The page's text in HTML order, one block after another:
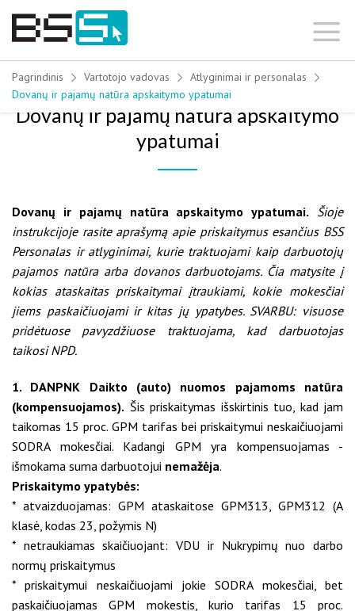
Skip
Pagrindinis Vartotojo vadovas
Atlyginimai ir personalas
Dovanų ir pajamų natūra apskaitymo ypatumai
Dovanų ir pajamų natūra apskaitymo
ypatumai
Dovanų ir pajamų natūra apskaitymo ypatumai. Šioje
instrukcijoje rasite aprašymą apie priskaitymus esančius BSS
Personalas ir atlyginimai, kurie traktuojami kaip darbuotojų
pajamos natūra arba dovanos darbuotojams. Čia matysite į
kokias ataskaitas priskaitymai įtraukiami, kokie mokesčiai
jiems paskaičiuojami ir kitas jų ypatybes. SVARBU: visuose
pridėtuose pavyzdžiuose traktuojama, kad darbuotojas
taikosi NPD.
1. DANPNK Daikto (auto) nuomos pajamoms natūra
(kompensuojamos). Šis priskaitymas išskirtinis tuo, kad jam
taikomas 15 proc. GPM tarifas bei priskaitymui neskaičiuojami
SODRA mokesčiai. Kadangi GPM yra kompensuojamas -
išmokama suma darbuotojui nemažėja.
Priskaitymo ypatybės:
* atvaizduojamas: GPM ataskaitose GPM313, GPM312 (A
klasė, kodas 23, požymis N)
* netraukiamas skaičiuojant: VDU ir Nukrypimų nuo darbo
normų priskaitymus
* priskaitymui neskaičiuojami jokie SODRA mokesčiai, bet
paskaičiuojamas GPM mokestis, kurio tarifas 15 proc.